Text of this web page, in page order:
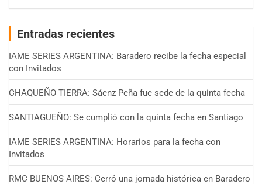
Entradas recientes
IAME SERIES ARGENTINA: Baradero recibe la fecha especial
con Invitados
CHAQUEÑO TIERRA: Sáenz Peña fue sede de la quinta fecha
SANTIAGUEÑO: Se cumplió con la quinta fecha en Santiago
IAME SERIES ARGENTINA: Horarios para la fecha con
Invitados
RMC BUENOS AIRES: Cerró una jornada histórica en Baradero